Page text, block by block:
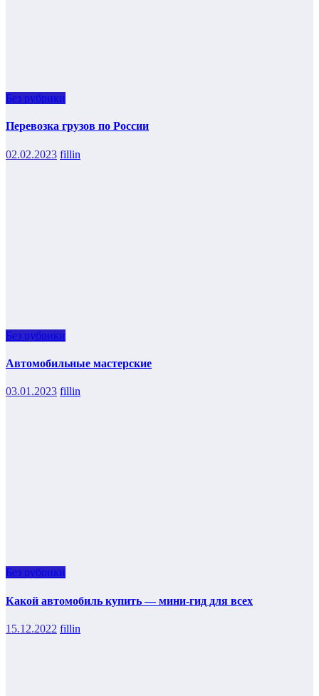
Без рубрики
Перевозка грузов по России
02.02.2023 fillin
Без рубрики
Автомобильные мастерские
03.01.2023 fillin
Без рубрики
Какой автомобиль купить — мини-гид для всех
15.12.2022 fillin